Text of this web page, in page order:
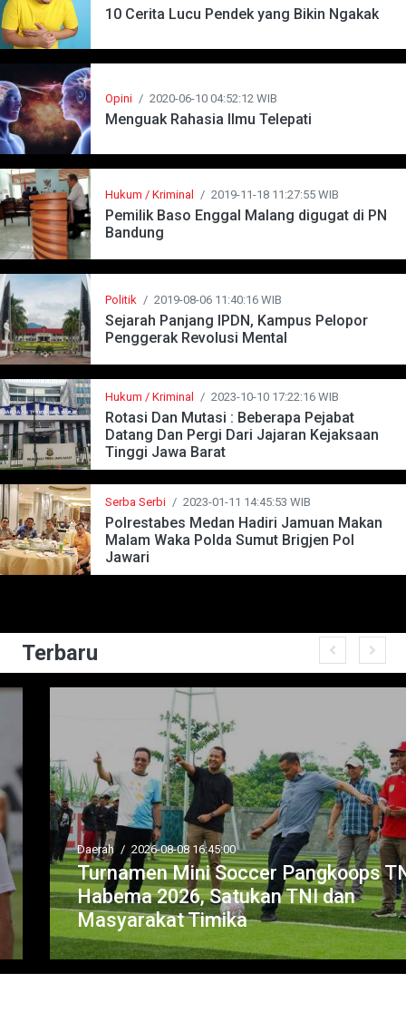
10 Cerita Lucu Pendek yang Bikin Ngakak
Opini / 2020-06-10 04:52:12 WIB
Menguak Rahasia Ilmu Telepati
Hukum / Kriminal / 2019-11-18 11:27:55 WIB
Pemilik Baso Enggal Malang digugat di PN
Bandung
Politik / 2019-08-06 11:40:16 WIB
Sejarah Panjang IPDN, Kampus Pelopor
Penggerak Revolusi Mental
Hukum / Kriminal / 2023-10-10 17:22:16 WIB
Rotasi Dan Mutasi : Beberapa Pejabat
Datang Dan Pergi Dari Jajaran Kejaksaan
Tinggi Jawa Barat
Serba Serbi / 2023-01-11 14:45:53 WIB
Polrestabes Medan Hadiri Jamuan Makan
Malam Waka Polda Sumut Brigjen Pol
Jawari
Terbaru
/ 2026-08-08 16:45:00
Turnamen Mini Soccer Pangkoops TNI
Habema 2026, Satukan TNI dan
Masyarakat Timika